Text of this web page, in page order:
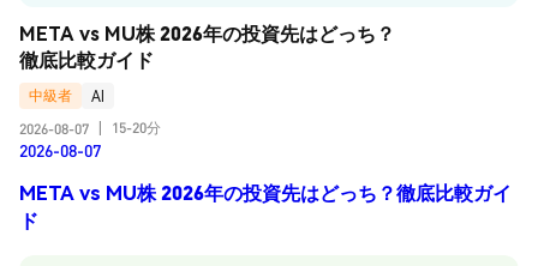
META vs MU株 2026年の投資先はどっち？
徹底比較ガイド
中級者
AI
2026-08-07
15-20分
2026-08-07
META vs MU株 2026年の投資先はどっち？徹底比較ガイ
ド